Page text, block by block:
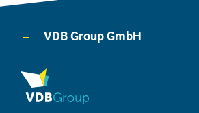
VDB Group GmbH